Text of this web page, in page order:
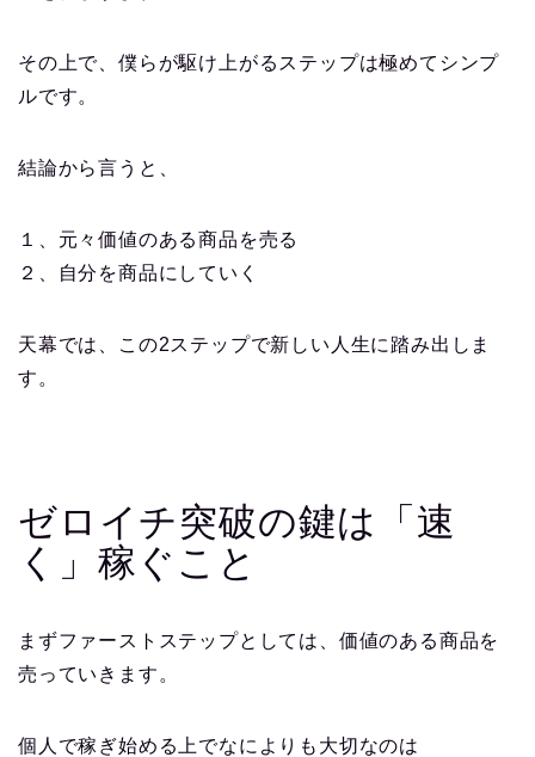
その上で、僕らが駆け上がるステップは極めてシンプ
ルです。
結論から言うと、
１、元々価値のある商品を売る
２、自分を商品にしていく
天幕では、この2ステップで新しい人生に踏み出しま
す。
ゼロイチ突破の鍵は「速
く」稼ぐこと
まずファーストステップとしては、価値のある商品を
売っていきます。
個人で稼ぎ始める上でなによりも大切なのは